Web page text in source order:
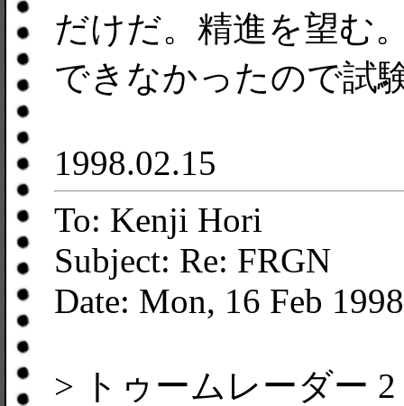
だけだ。精進を望む
できなかったので試
1998.02.15
To: Kenji Hori
Subject: Re: FRGN
Date: Mon, 16 Feb
> トゥームレーダー